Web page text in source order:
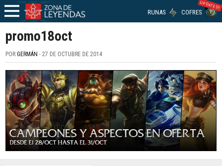
RUNAS COFRES
UPDATED!
promo18oct
PORGERMÁN - 27 DE OCTUBRE DE 2014